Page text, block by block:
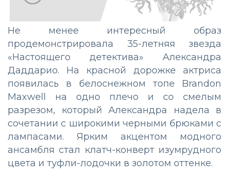
Не менее интересный образ
продемонстрировала 35-летняя звезда
«Настоящего детектива» Александра
Даддарио. На красной дорожке актриса
появилась в белоснежном топе Brandon
Maxwell на одно плечо и со смелым
разрезом, который Александра надела в
сочетании с широкими черными брюками с
лампасами. Ярким акцентом модного
ансамбля стал клатч-конверт изумрудного
цвета и туфли-лодочки в золотом оттенке.